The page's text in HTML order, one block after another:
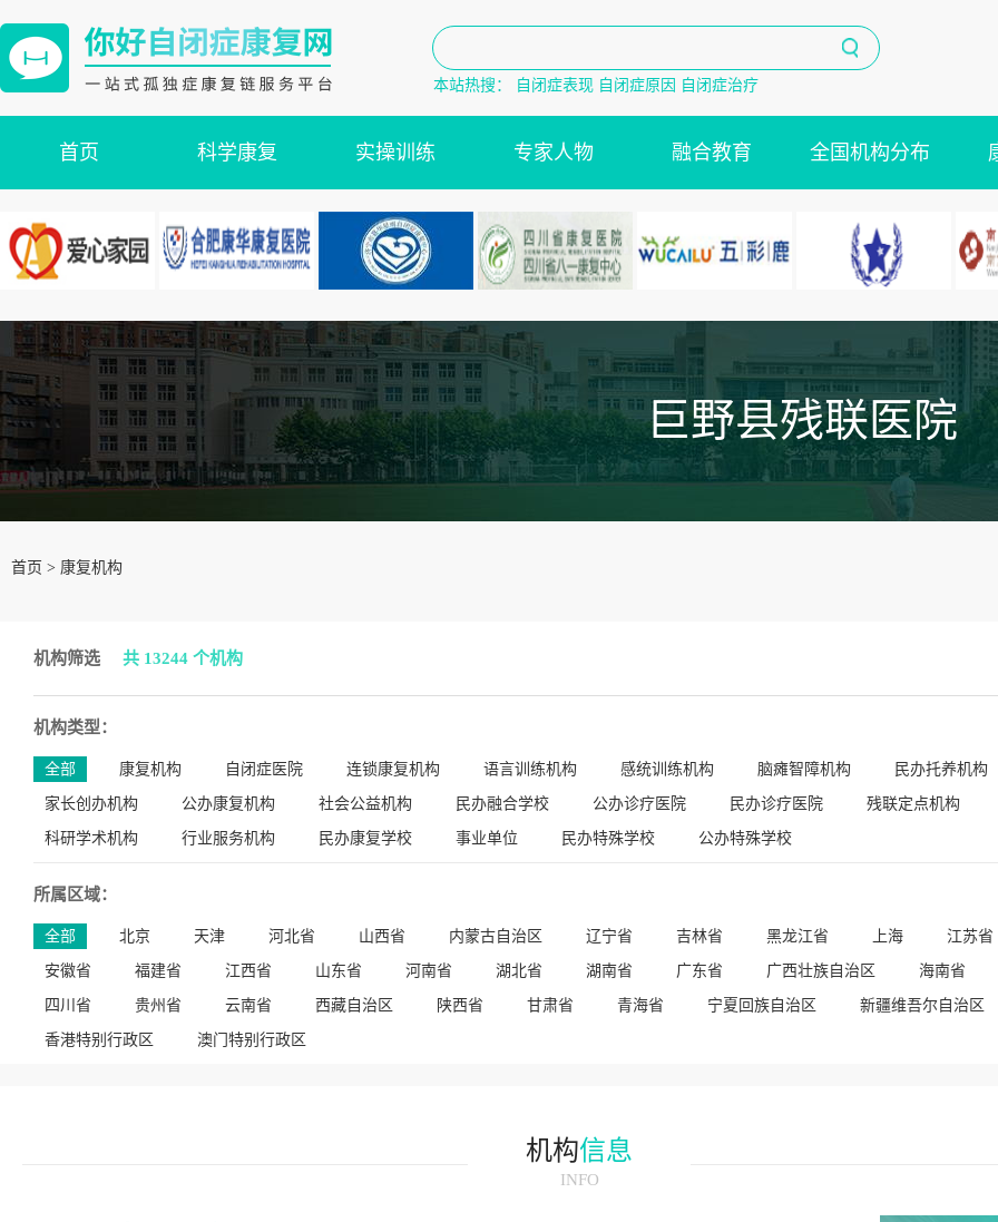
本站热搜： 自闭症表现 自闭症原因 自闭症治疗
首页 科学康复 实操训练 专家人物 融合教育 全国机构分布
巨野县残联医院
首页 > 康复机构
机构筛选 共 13244 个机构
机构类型：
全部 康复机构 自闭症医院 连锁康复机构 语言训练机构 感统训练机构 脑瘫智障机构 民办托养机构
家长创办机构 公办康复机构 社会公益机构 民办融合学校 公办诊疗医院 民办诊疗医院 残联定点机构
科研学术机构 行业服务机构 民办康复学校 事业单位 民办特殊学校 公办特殊学校
所属区域：
全部 北京 天津 河北省 山西省 内蒙古自治区 辽宁省 吉林省 黑龙江省 上海 江苏省
安徽省 福建省 江西省 山东省 河南省 湖北省 湖南省 广东省 广西壮族自治区 海南省
四川省 贵州省 云南省 西藏自治区 陕西省 甘肃省 青海省 宁夏回族自治区 新疆维吾尔自治区
香港特别行政区 澳门特别行政区
机构信息
INFO